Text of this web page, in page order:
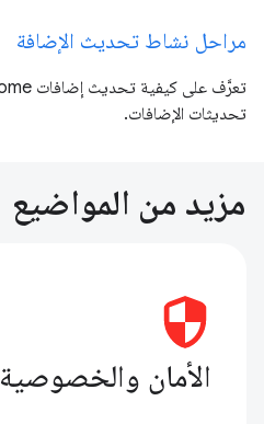
مراحل نشاط تحديث الإضافة
تحديثات الإضافات.
مزيد من المواضيع
الأمان والخصوصية